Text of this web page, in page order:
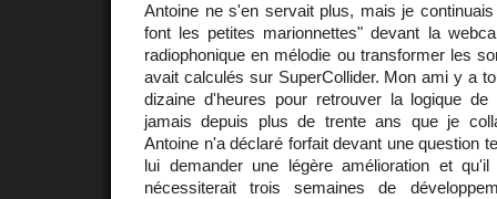
Antoine ne s'en servait plus, mais je
font les petites marionnettes" devant la
radiophonique en mélodie ou transformer les
avait calculés sur SuperCollider. Mon ami y a
dizaine d'heures pour retrouver la logique
jamais depuis plus de trente ans que je
Antoine n'a déclaré forfait devant une question
lui demander une légère amélioration et
nécessiterait trois semaines de